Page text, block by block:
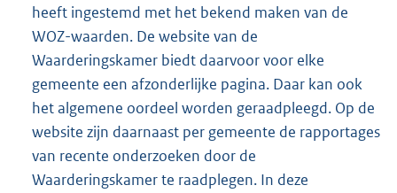
heeft ingestemd met het bekend maken van de
WOZ-waarden. De website van de
Waarderingskamer biedt daarvoor voor elke
gemeente een afzonderlijke pagina. Daar kan ook
het algemene oordeel worden geraadpleegd. Op de
website zijn daarnaast per gemeente de rapportages
van recente onderzoeken door de
Waarderingskamer te raadplegen. In deze